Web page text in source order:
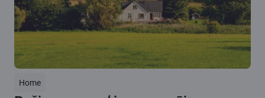
Home